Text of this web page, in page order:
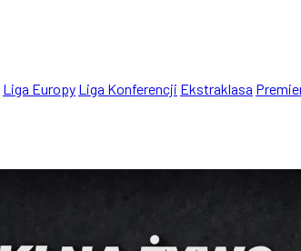
Liga Europy Liga Konferencji Ekstraklasa